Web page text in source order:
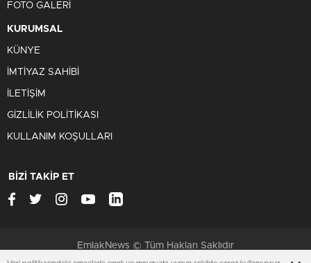
FOTO GALERİ
KURUMSAL
KÜNYE
İMTİYAZ SAHİBİ
İLETİŞİM
GİZLİLİK POLİTİKASI
KULLANIM KOŞULLARI
BİZİ TAKİP ET
EmlakNews © Tüm Hakları Saklıdır